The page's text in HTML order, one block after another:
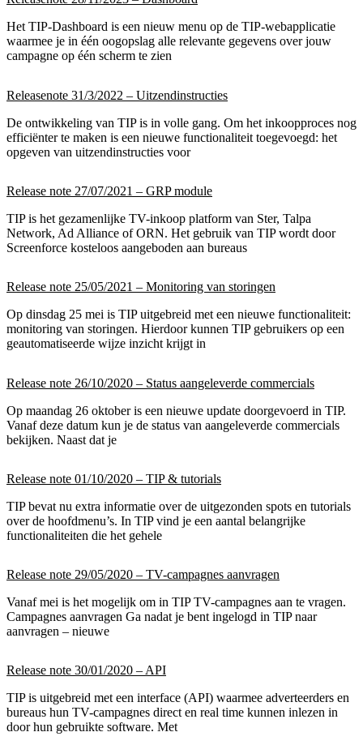
Het TIP-Dashboard is een nieuw menu op de TIP-webapplicatie
waarmee je in één oogopslag alle relevante gegevens over jouw
campagne op één scherm te zien
Releasenote 31/3/2022 – Uitzendinstructies
De ontwikkeling van TIP is in volle gang. Om het inkoopproces nog
efficiënter te maken is een nieuwe functionaliteit toegevoegd: het
opgeven van uitzendinstructies voor
Release note 27/07/2021 – GRP module
TIP is het gezamenlijke TV-inkoop platform van Ster, Talpa
Network, Ad Alliance of ORN. Het gebruik van TIP wordt door
Screenforce kosteloos aangeboden aan bureaus
Release note 25/05/2021 – Monitoring van storingen
Op dinsdag 25 mei is TIP uitgebreid met een nieuwe functionaliteit:
monitoring van storingen. Hierdoor kunnen TIP gebruikers op een
geautomatiseerde wijze inzicht krijgt in
Release note 26/10/2020 – Status aangeleverde commercials
Op maandag 26 oktober is een nieuwe update doorgevoerd in TIP.
Vanaf deze datum kun je de status van aangeleverde commercials
bekijken. Naast dat je
Release note 01/10/2020 – TIP & tutorials
TIP bevat nu extra informatie over de uitgezonden spots en tutorials
over de hoofdmenu’s. In TIP vind je een aantal belangrijke
functionaliteiten die het gehele
Release note 29/05/2020 – TV-campagnes aanvragen
Vanaf mei is het mogelijk om in TIP TV-campagnes aan te vragen.
Campagnes aanvragen Ga nadat je bent ingelogd in TIP naar
aanvragen – nieuwe
Release note 30/01/2020 – API
TIP is uitgebreid met een interface (API) waarmee adverteerders en
bureaus hun TV-campagnes direct en real time kunnen inlezen in
door hun gebruikte software. Met